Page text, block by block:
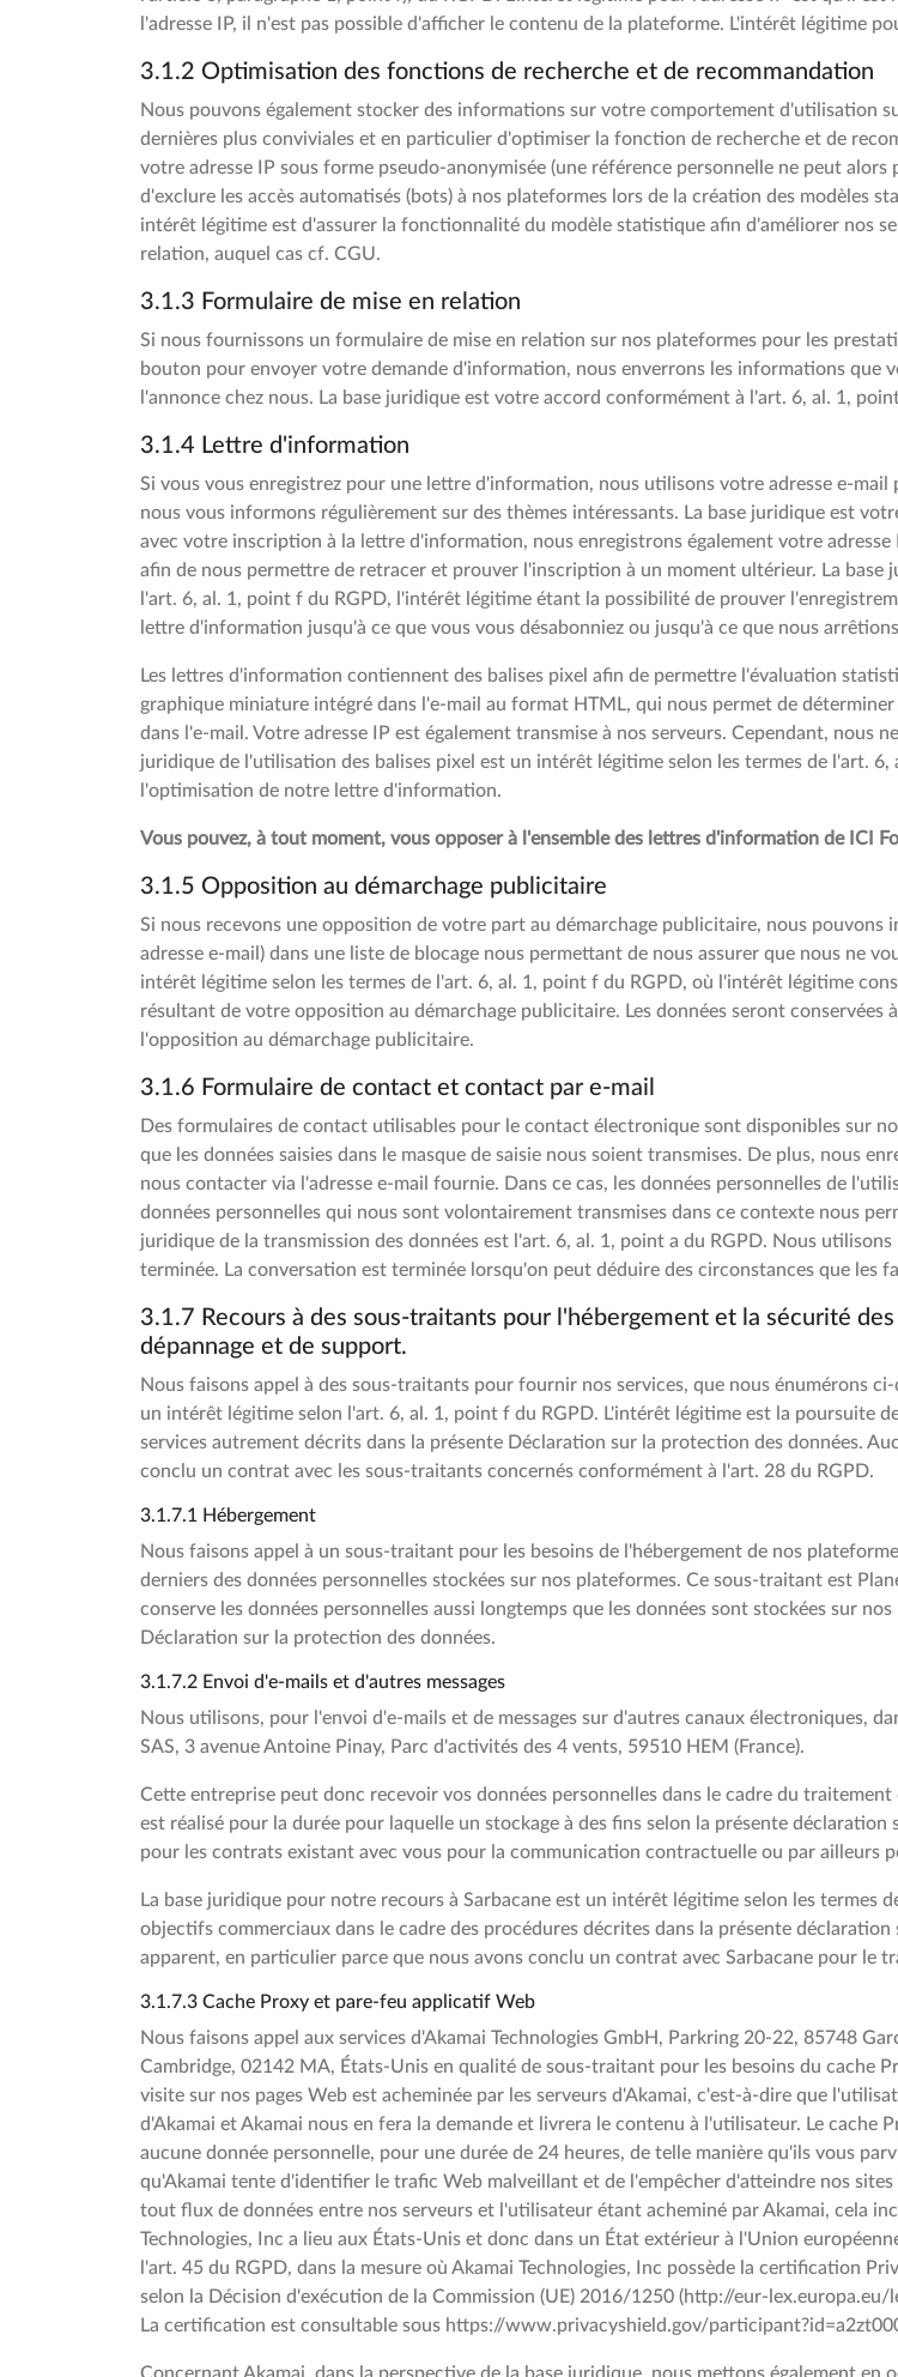
l'adresse IP, il n'est pas possible d'afficher le contenu de la plateforme. L'intérêt légitime
3.1.2 Optimisation des fonctions de recherche et de recommandation
Nous pouvons également stocker des informations sur votre comportement d'utilisation
dernières plus conviviales et en particulier d'optimiser la fonction de recherche et de
votre adresse IP sous forme pseudo-anonymisée (une référence personnelle ne peut
d'exclure les accès automatisés (bots) à nos plateformes lors de la création des modèles
intérêt légitime est d'assurer la fonctionnalité du modèle statistique afin d'améliorer nos
relation, auquel cas cf. CGU.
3.1.3 Formulaire de mise en relation
Si nous fournissons un formulaire de mise en relation sur nos plateformes pour les
bouton pour envoyer votre demande d'information, nous enverrons les informations que
l'annonce chez nous. La base juridique est votre accord conformément à l'art. 6, al. 1,
3.1.4 Lettre d'information
Si vous vous enregistrez pour une lettre d'information, nous utilisons votre adresse e-
nous vous informons régulièrement sur des thèmes intéressants. La base juridique est
avec votre inscription à la lettre d'information, nous enregistrons également votre
afin de nous permettre de retracer et prouver l'inscription à un moment ultérieur. La base
l'art. 6, al. 1, point f du RGPD, l'intérêt légitime étant la possibilité de prouver
lettre d'information jusqu'à ce que vous vous désabonniez ou jusqu'à ce que nous
Les lettres d'information contiennent des balises pixel afin de permettre l'évaluation
graphique miniature intégré dans l'e-mail au format HTML, qui nous permet de
dans l'e-mail. Votre adresse IP est également transmise à nos serveurs. Cependant, nous
juridique de l'utilisation des balises pixel est un intérêt légitime selon les termes de l'art.
l'optimisation de notre lettre d'information.
Vous pouvez, à tout moment, vous opposer à l'ensemble des lettres d'information de ICI
3.1.5 Opposition au démarchage publicitaire
Si nous recevons une opposition de votre part au démarchage publicitaire, nous pouvons
adresse e-mail) dans une liste de blocage nous permettant de nous assurer que nous ne
intérêt légitime selon les termes de l'art. 6, al. 1, point f du RGPD, où l'intérêt légitime
résultant de votre opposition au démarchage publicitaire. Les données seront
l'opposition au démarchage publicitaire.
3.1.6 Formulaire de contact et contact par e-mail
Des formulaires de contact utilisables pour le contact électronique sont disponibles sur
que les données saisies dans le masque de saisie nous soient transmises. De plus, nous
nous contacter via l'adresse e-mail fournie. Dans ce cas, les données personnelles de
données personnelles qui nous sont volontairement transmises dans ce contexte nous
juridique de la transmission des données est l'art. 6, al. 1, point a du RGPD. Nous
terminée. La conversation est terminée lorsqu'on peut déduire des circonstances que les
3.1.7 Recours à des sous-traitants pour l'hébergement et la sécurité
dépannage et de support.
Nous faisons appel à des sous-traitants pour fournir nos services, que nous énumérons
un intérêt légitime selon l'art. 6, al. 1, point f du RGPD. L'intérêt légitime est la poursuite
services autrement décrits dans la présente Déclaration sur la protection des données.
conclu un contrat avec les sous-traitants concernés conformément à l'art. 28 du RGPD.
3.1.7.1 Hébergement
Nous faisons appel à un sous-traitant pour les besoins de l'hébergement de nos
derniers des données personnelles stockées sur nos plateformes. Ce sous-traitant est
conserve les données personnelles aussi longtemps que les données sont stockées sur
Déclaration sur la protection des données.
3.1.7.2 Envoi d'e-mails et d'autres messages
Nous utilisons, pour l'envoi d'e-mails et de messages sur d'autres canaux électroniques,
SAS, 3 avenue Antoine Pinay, Parc d'activités des 4 vents, 59510 HEM (France).
Cette entreprise peut donc recevoir vos données personnelles dans le cadre du
est réalisé pour la durée pour laquelle un stockage à des fins selon la présente
pour les contrats existant avec vous pour la communication contractuelle ou par ailleurs
La base juridique pour notre recours à Sarbacane est un intérêt légitime selon les termes
objectifs commerciaux dans le cadre des procédures décrites dans la présente
apparent, en particulier parce que nous avons conclu un contrat avec Sarbacane pour le
3.1.7.3 Cache Proxy et pare-feu applicatif Web
Nous faisons appel aux services d'Akamai Technologies GmbH, Parkring 20-22, 85748
Cambridge, 02142 MA, États-Unis en qualité de sous-traitant pour les besoins du cache
visite sur nos pages Web est acheminée par les serveurs d'Akamai, c'est-à-dire que
d'Akamai et Akamai nous en fera la demande et livrera le contenu à l'utilisateur. Le cache
aucune donnée personnelle, pour une durée de 24 heures, de telle manière qu'ils vous
qu'Akamai tente d'identifier le trafic Web malveillant et de l'empêcher d'atteindre nos
tout flux de données entre nos serveurs et l'utilisateur étant acheminé par Akamai, cela
Technologies, Inc a lieu aux États-Unis et donc dans un État extérieur à l'Union
l'art. 45 du RGPD, dans la mesure où Akamai Technologies, Inc possède la certification
selon la Décision d'exécution de la Commission (UE) 2016/1250 (http://eur-
La certification est consultable sous https://www.privacyshield.gov/